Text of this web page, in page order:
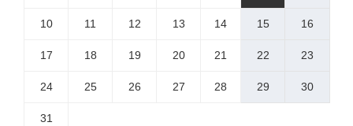
10 11 12 13 14 15 16
17 18 19 20 21 22 23
24 25 26 27 28 29 30
31